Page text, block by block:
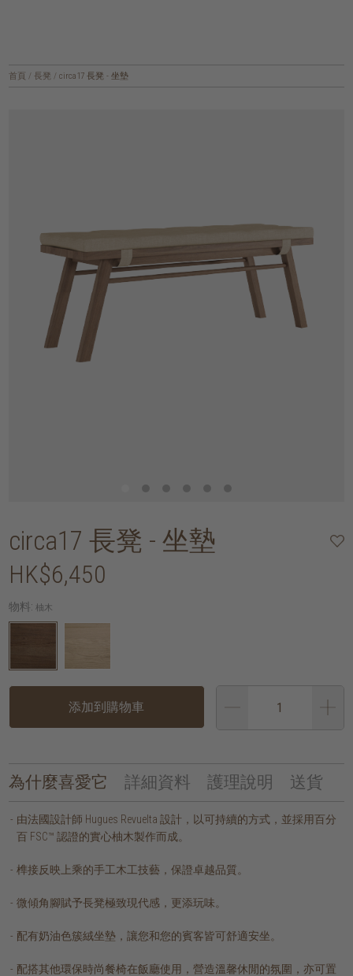
首頁 / 長凳 / circa17 長凳 - 坐墊
circa17 長凳 - 坐墊
HK$6,450
物料: 柚木
添加到購物車
為什麼喜愛它 詳細資料 護理說明 送貨
由法國設計師 Hugues Revuelta 設計，以可持續的方式，並採用百分
百 FSC™ 認證的實心柚木製作而成。
榫接反映上乘的手工木工技藝，保證卓越品質。
微傾角腳賦予長凳極致現代感，更添玩味。
配有奶油色簇絨坐墊，讓您和您的賓客皆可舒適安坐。
配搭其他環保時尚餐椅在飯廳使用，營造溫馨休閒的氛圍，亦可置